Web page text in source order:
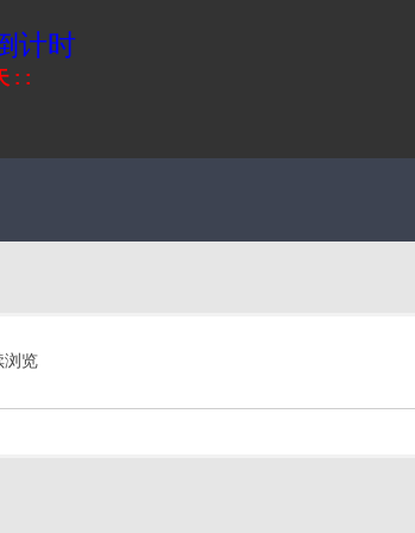
计时
: :
浏览